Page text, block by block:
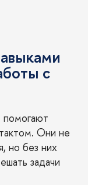
с
Они не
но без них
задачи